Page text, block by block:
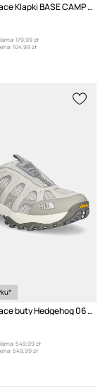
The North Face Klapki BASE CAMP SLIDE III
179,99 zł
104,99 zł
The North Face buty Hedgehog 06 Rvst Mule
549,99 zł
549,99 zł